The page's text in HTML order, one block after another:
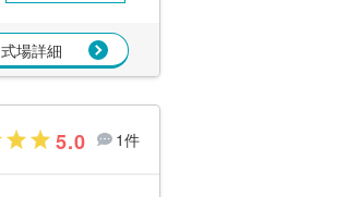
式場詳細
5.0 1件